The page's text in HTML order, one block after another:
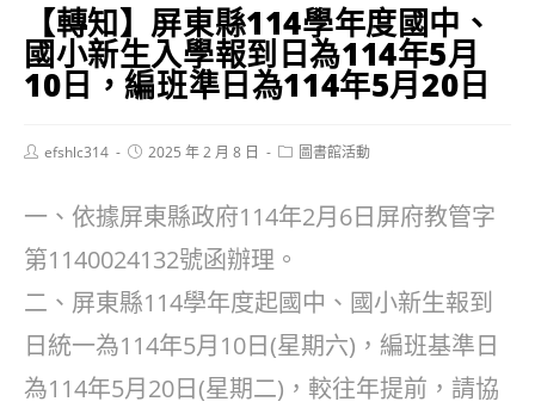
【轉知】屏東縣114學年度國中、
國小新生入學報到日為114年5月
10日，編班準日為114年5月20日
Postefshlc314
Post2025 年 2 月 8 日
Post圖書館活動
一、依據屏東縣政府114年2月6日屏府教管字
第1140024132號函辦理。
二、屏東縣114學年度起國中、國小新生報到
日統一為114年5月10日(星期六)，編班基準日
為114年5月20日(星期二)，較往年提前，請協